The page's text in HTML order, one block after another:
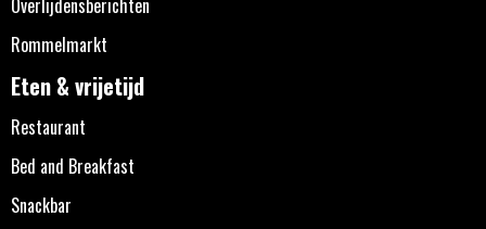
Overlijdensberichten
Rommelmarkt
Eten & vrijetijd
Restaurant
Bed and Breakfast
Snackbar